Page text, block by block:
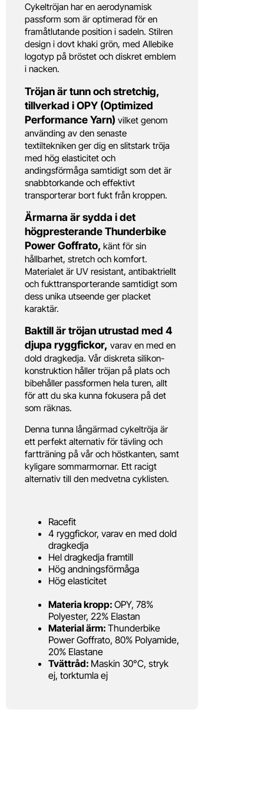
Cykeltröjan har en aerodynamisk
passform som är optimerad för en
framåtlutande position i sadeln. Stilren
design i dovt khaki grön, med Allebike
logotyp på bröstet och diskret emblem
i nacken.
Tröjan är tunn och stretchig,
tillverkad i OPY (Optimized
Performance Yarn) vilket genom
använding av den senaste
textiltekniken ger dig en slitstark tröja
med hög elasticitet och
andingsförmåga samtidigt som det är
snabbtorkande och effektivt
transporterar bort fukt från kroppen.
Ärmarna är sydda i det
högpresterande Thunderbike
Power Goffrato, känt för sin
hållbarhet, stretch och komfort.
Materialet är UV resistant, antibaktriellt
och fukttransporterande samtidigt som
dess unika utseende ger placket
karaktär.
Baktill är tröjan utrustad med 4
djupa ryggfickor, varav en med en
dold dragkedja. Vår diskreta silikon-
konstruktion håller tröjan på plats och
bibehåller passformen hela turen, allt
för att du ska kunna fokusera på det
som räknas.
Denna tunna långärmad cykeltröja är
ett perfekt alternativ för tävling och
fartträning på vår och höstkanten, samt
kyligare sommarmornar. Ett racigt
alternativ till den medvetna cyklisten.
Racefit
4 ryggfickor, varav en med dold
dragkedja
Hel dragkedja framtill
Hög andningsförmåga
Hög elasticitet
Materia kropp: OPY, 78%
Polyester, 22% Elastan
Material ärm: Thunderbike
Power Goffrato, 80% Polyamide,
20% Elastane
Tvättråd: Maskin 30°C, stryk
ej, torktumla ej